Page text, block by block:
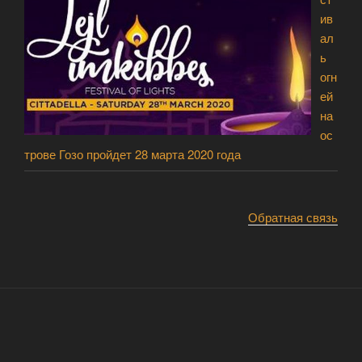
ив
ал
ь
огн
ей
на
ос
трове Гозо пройдет 28 марта 2020 года
Обратная связь